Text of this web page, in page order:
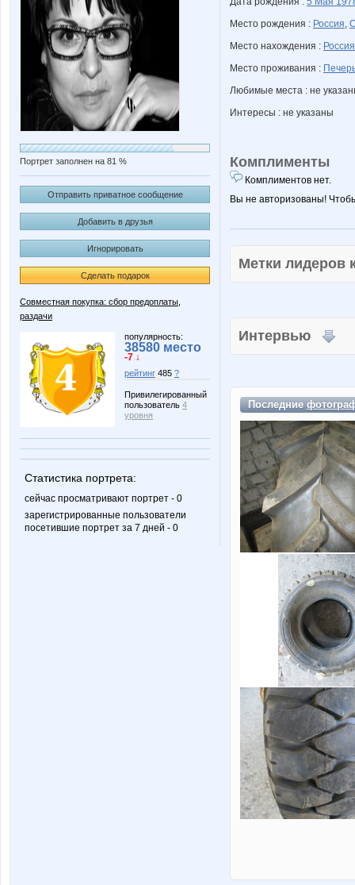
Портрет заполнен на 81 %
Отправить приватное сообщение
Добавить в друзья
Игнорировать
Сделать подарок
Совместная покупка: сбор предоплаты,
раздачи
популярность:
38580 место
-7 ↓
рейтинг 485 ?
Привилегированный
пользователь 4
уровня
Статистика портрета:
сейчас просматривают портрет - 0
зарегистрированные пользователи
посетившие портрет за 7 дней - 0
Место рождения : Россия,
Место нахождения : Россия
Место проживания :
Любимые места : не
Интересы : не указаны
Комплименты
Комплиментов нет.
Вы не авторизованы!
Метки
Интервью
Последние